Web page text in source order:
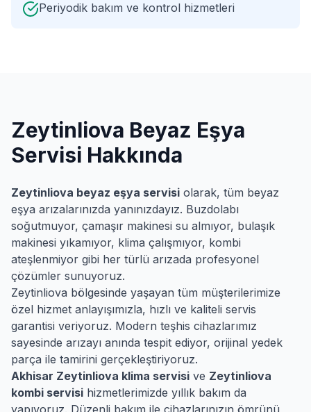
Periyodik bakım ve kontrol hizmetleri
Zeytinliova Beyaz Eşya
Servisi Hakkında
Zeytinliova beyaz eşya servisi olarak, tüm beyaz
eşya arızalarınızda yanınızdayız. Buzdolabı
soğutmuyor, çamaşır makinesi su almıyor, bulaşık
makinesi yıkamıyor, klima çalışmıyor, kombi
ateşlenmiyor gibi her türlü arızada profesyonel
çözümler sunuyoruz.
Zeytinliova bölgesinde yaşayan tüm müşterilerimize
özel hizmet anlayışımızla, hızlı ve kaliteli servis
garantisi veriyoruz. Modern teşhis cihazlarımız
sayesinde arızayı anında tespit ediyor, orijinal yedek
parça ile tamirini gerçekleştiriyoruz.
Akhisar Zeytinliova klima servisi ve Zeytinliova
kombi servisi hizmetlerimizde yıllık bakım da
yapıyoruz. Düzenli bakım ile cihazlarınızın ömrünü